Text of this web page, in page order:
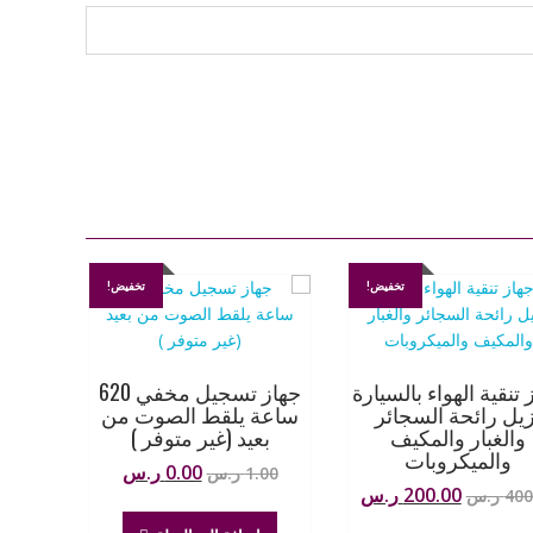
تخفيض!
تنقية الهواء بالسيارة
رائحة السجائر
والغبار والمكيف
والميكروبات
ر.سالسعر
200.00 ر.س
تخفيض!
جهاز تسجيل مخفي 620
ساعة يلقط الصوت من
بعيد (غير متوفر )
1.00 ر.سالسعر
هو:
0.00 ر.س